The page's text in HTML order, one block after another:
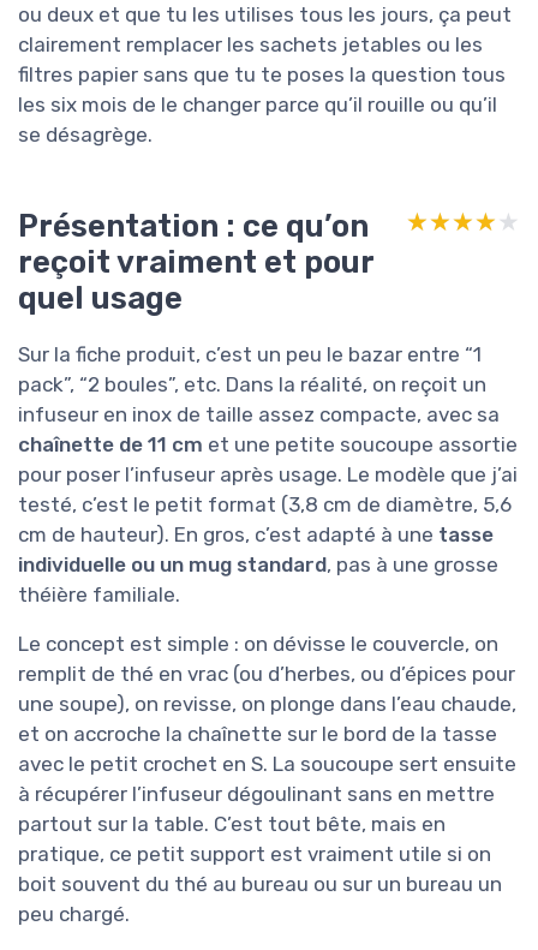
ou deux et que tu les utilises tous les jours, ça peut
clairement remplacer les sachets jetables ou les
filtres papier sans que tu te poses la question tous
les six mois de le changer parce qu’il rouille ou qu’il
se désagrège.
Présentation : ce qu’on
reçoit vraiment et pour
quel usage
★★★★★
★★★★★
Sur la fiche produit, c’est un peu le bazar entre “1
pack”, “2 boules”, etc. Dans la réalité, on reçoit un
infuseur en inox de taille assez compacte, avec sa
chaînette de 11 cm et une petite soucoupe assortie
pour poser l’infuseur après usage. Le modèle que j’ai
testé, c’est le petit format (3,8 cm de diamètre, 5,6
cm de hauteur). En gros, c’est adapté à une tasse
individuelle ou un mug standard, pas à une grosse
théière familiale.
Le concept est simple : on dévisse le couvercle, on
remplit de thé en vrac (ou d’herbes, ou d’épices pour
une soupe), on revisse, on plonge dans l’eau chaude,
et on accroche la chaînette sur le bord de la tasse
avec le petit crochet en S. La soucoupe sert ensuite
à récupérer l’infuseur dégoulinant sans en mettre
partout sur la table. C’est tout bête, mais en
pratique, ce petit support est vraiment utile si on
boit souvent du thé au bureau ou sur un bureau un
peu chargé.